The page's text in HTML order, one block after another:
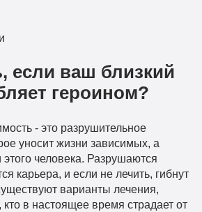
если ваш близкий
героином?
- это разрушительное
уносит жизни зависимых, а
человека. Разрушаются
карьера, и если не лечить, гибнут
варианты лечения,
кто в настоящее время страдает от